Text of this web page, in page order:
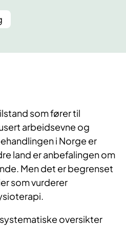
som fører til
arbeidsevne og
i Norge er
land er anbefalingen om
Men det er begrenset
som vurderer
oversikter